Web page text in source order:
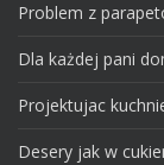
Problem z
Dla każdej pani
Projektujac
Desery jak w